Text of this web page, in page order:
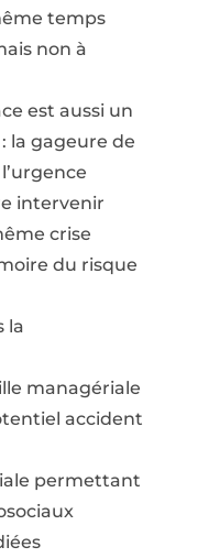
temps
non à
est aussi un
la gageure de
intervenir
crise
du risque
la
managériale
accident
permettant